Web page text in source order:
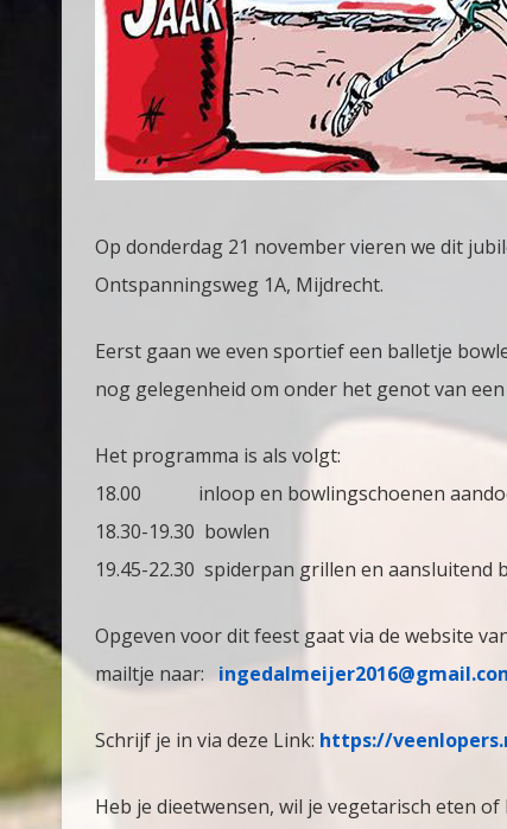
Op donderdag 21 november vieren we dit
Ontspanningsweg 1A, Mijdrecht.
Eerst gaan we even sportief een balletje
nog gelegenheid om onder het genot van
Het programma is als volgt:
18.00 inloop en bowlingschoenen
18.30-19.30 bowlen
19.45-22.30 spiderpan grillen en aansluitend
Opgeven voor dit feest gaat via de website
mailtje naar:
Schrijf je in via deze Link: https://
Heb je dieetwensen, wil je vegetarisch eten